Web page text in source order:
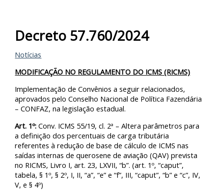
Decreto 57.760/2024
Notícias
MODIFICAÇÃO NO REGULAMENTO DO ICMS (RICMS)
Implementação de Convênios a seguir relacionados,
aprovados pelo Conselho Nacional de Política Fazendária
– CONFAZ, na legislação estadual.
Art. 1º: Conv. ICMS 55/19, cl. 2ª – Altera parâmetros para
a definição dos percentuais de carga tributária
referentes à redução de base de cálculo de ICMS nas
saídas internas de querosene de aviação (QAV) prevista
no RICMS, Livro I, art. 23, LXVII, “b”. (art. 1º, “caput”,
tabela, § 1º, § 2º, I, II, “a”, “e” e “f”, III, “caput”, “b” e “c”, IV,
V, e § 4º)